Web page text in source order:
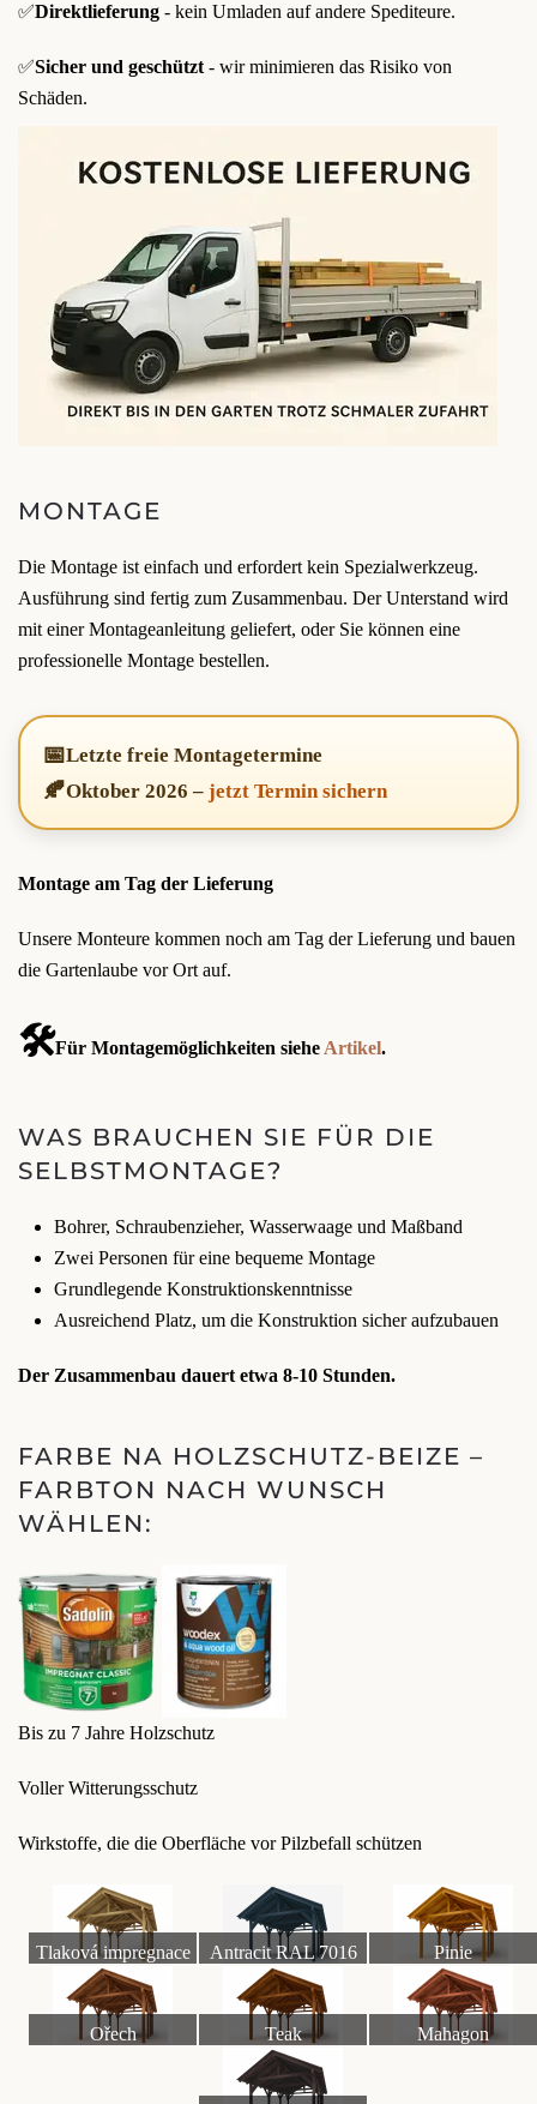
✅Direktlieferung - kein Umladen auf andere Spediteure.
✅Sicher und geschützt - wir minimieren das Risiko von
Schäden.
MONTAGE
Die Montage ist einfach und erfordert kein Spezialwerkzeug.
Ausführung sind fertig zum Zusammenbau. Der Unterstand wird
mit einer Montageanleitung geliefert, oder Sie können eine
professionelle Montage bestellen.
📅Letzte freie Montagetermine
🍂Oktober 2026 – jetzt Termin sichern
Montage am Tag der Lieferung
Unsere Monteure kommen noch am Tag der Lieferung und bauen
die Gartenlaube vor Ort auf.
🛠️Für Montagemöglichkeiten siehe Artikel.
WAS BRAUCHEN SIE FÜR DIE
SELBSTMONTAGE?
Bohrer, Schraubenzieher, Wasserwaage und Maßband
Zwei Personen für eine bequeme Montage
Grundlegende Konstruktionskenntnisse
Ausreichend Platz, um die Konstruktion sicher aufzubauen
Der Zusammenbau dauert etwa 8-10 Stunden.
FARBE NA HOLZSCHUTZ-BEIZE –
FARBTON NACH WUNSCH
WÄHLEN:
Bis zu 7 Jahre Holzschutz
Voller Witterungsschutz
Wirkstoffe, die die Oberfläche vor Pilzbefall schützen
Tlaková impregnace Antracit RAL 7016 Pinie
Ořech Teak Mahagon